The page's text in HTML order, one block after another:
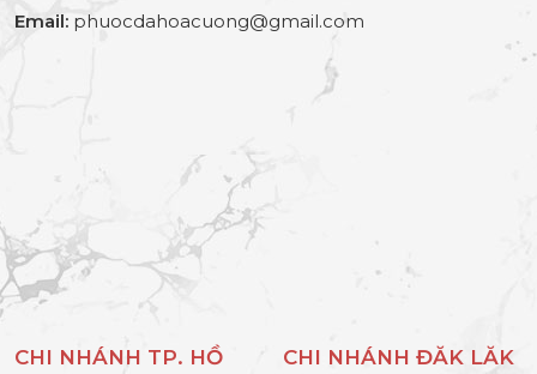
Email: phuocdahoacuong@gmail.com
CHI NHÁNH TP. HỒ
CHI NHÁNH ĐĂK LĂK